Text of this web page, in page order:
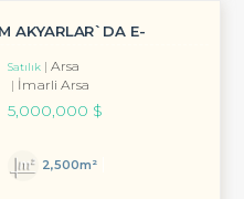
AKYARLAR`DA E-
Satılık
Arsa
İmarli Arsa
5,000,000 $
2,500m²